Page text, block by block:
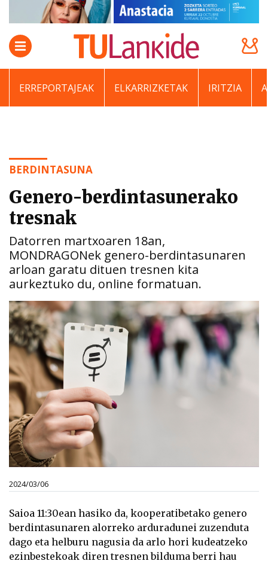
ERREPORTAJEAK ELKARRIZKETAK IRITZIA
BERDINTASUNA
Genero-berdintasunerako
tresnak
Datorren martxoaren 18an,
MONDRAGONek genero-berdintasunaren
arloan garatu dituen tresnen kita
aurkeztuko du, online formatuan.
2024/03/06
Saioa 11:30ean hasiko da, kooperatibetako genero
berdintasunaren alorreko arduradunei zuzenduta
dago eta helburu nagusia da arlo hori kudeatzeko
ezinbestekoak diren tresnen bilduma berri hau